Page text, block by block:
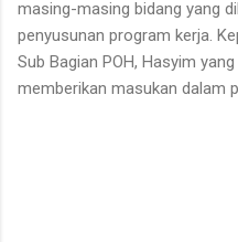
masing-masing bidang yang
penyusunan program kerja.
Sub Bagian POH, Hasyim
memberikan masukan dalam